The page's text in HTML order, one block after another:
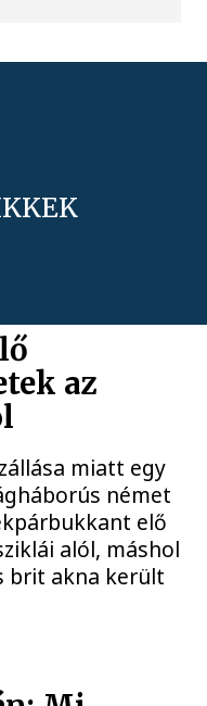
az
miatt egy
német
elő
alól, máshol
brit akna került